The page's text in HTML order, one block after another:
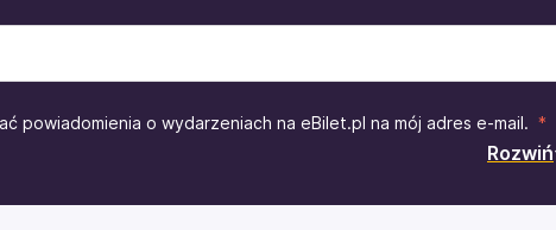
powiadomienia o wydarzeniach na eBilet.pl na mój adres e-mail.
Rozwiń